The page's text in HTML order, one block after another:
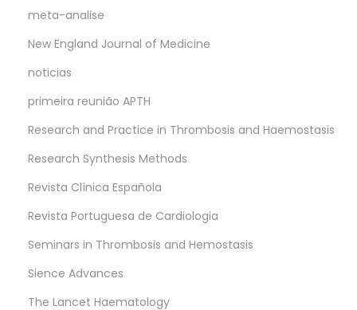
meta-analise
New England Journal of Medicine
noticias
primeira reunião APTH
Research and Practice in Thrombosis and Haemostasis
Research Synthesis Methods
Revista Clínica Española
Revista Portuguesa de Cardiologia
Seminars in Thrombosis and Hemostasis
Sience Advances
The Lancet Haematology